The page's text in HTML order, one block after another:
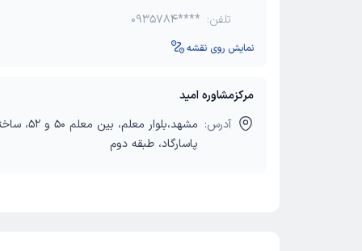
تلفن: 0935784****
نمایش روی نقشه
مرکزمشاوره امید
آدرس:
مشهد،بلوار معلم، بین
پاسارگاد، طبقه دوم